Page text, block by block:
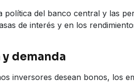
política del banco central y las
de interés y en los
demanda
inversores desean bonos, los